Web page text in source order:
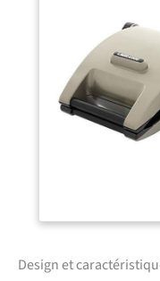
Design et